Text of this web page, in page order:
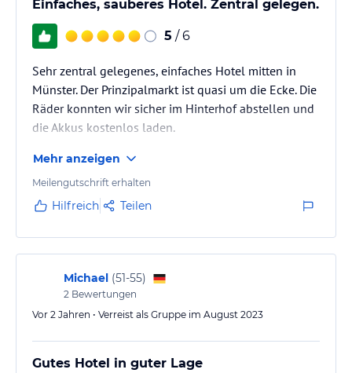
Einfaches, sauberes Hotel. Zentral gelegen.
5 / 6
Sehr zentral gelegenes, einfaches Hotel mitten in
Münster. Der Prinzipalmarkt ist quasi um die Ecke. Die
Räder konnten wir sicher im Hinterhof abstellen und
die Akkus kostenlos laden.
Mehr anzeigen
Meilengutschrift erhalten
Hilfreich Teilen
Michael (51-55)
2 Bewertungen
Vor 2 Jahren • Verreist als Gruppe im August 2023
Gutes Hotel in guter Lage